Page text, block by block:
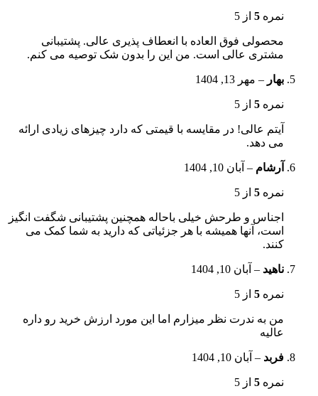
نمره 5 از 5
محصولی فوق العاده با انعطاف پذیری عالی. پشتیبانی
مشتری عالی است. من این را بدون شک توصیه می کنم.
بهار – مهر 13, 1404
نمره 5 از 5
آیتم عالی! در مقایسه با قیمتی که دارد چیزهای زیادی ارائه
می دهد.
آرشام – آبان 10, 1404
نمره 5 از 5
اجناس و طرحش خیلی باحاله همچنین پشتیبانی شگفت انگیز
است، آنها همیشه با هر جزئیاتی که دارید به شما کمک می
کنند.
ناهید – آبان 10, 1404
نمره 5 از 5
من به ندرت نظر میزارم اما این مورد ارزش خرید رو داره
عالیه
فربد – آبان 10, 1404
نمره 5 از 5